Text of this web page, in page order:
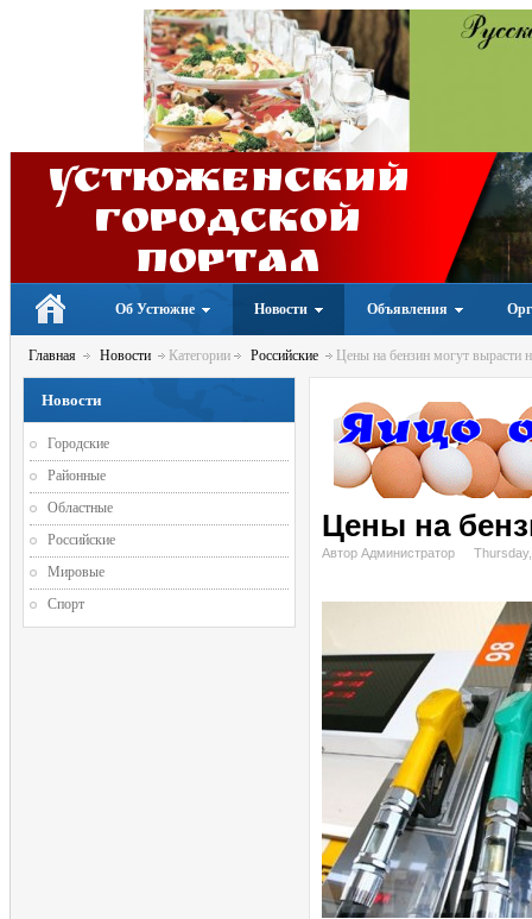
Устюженский
Городской
портал
Об Устюжне Новости Объявления
Главная Новости Категории Российские Цены на бензин могут вырасти
Цены на
Автор Администратор
Новости
Городские
Районные
Областные
Российские
Мировые
Спорт